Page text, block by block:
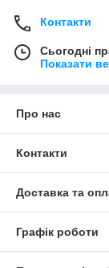
Контакти
Сьогодні
Показати
Про нас
Контакти
Доставка та
Графік роботи